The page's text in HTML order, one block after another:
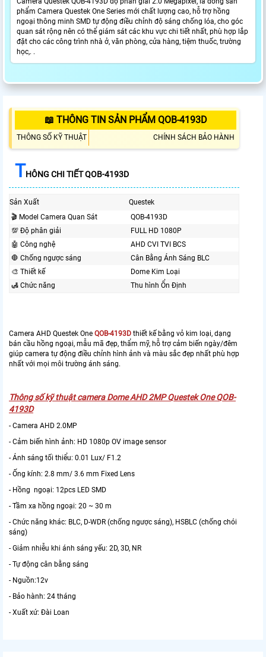
phẩm Camera Questek One Series mới chất lượng cao, hỗ trợ hồng
ngoại thông minh SMD tự động điều chỉnh độ sáng chống lóa, cho góc
quan sát rộng nên có thể giám sát các khu vực chi tiết nhất, phù hợp lắp
đặt cho các công trình nhà ở, văn phòng, cửa hàng, tiệm thuốc, trường
học,. .
📖 THÔNG TIN SẢN PHẨM QOB-4193D
THÔNG SỐ KỸ THUẬT CHÍNH SÁCH BẢO HÀNH
THÔNG CHI TIẾT QOB-4193D
Sản Xuất
Questek
🎬 Model Camera Quan Sát
QOB-4193D
💯 Độ phân giải
FULL HD 1080P
🤖️ Công nghệ
AHD CVI TVI BCS
🛑 Chống ngược sáng
Cân Bằng Ánh Sáng BLC
🎨 Thiết kế
Dome Kim Loại
🛃 Chức năng
Thu hình Ổn Định
Camera AHD Questek One QOB-4193D thiết kế bằng vỏ kim loại, dạng
bán cầu hồng ngoại, mẫu mã đẹp, thẩm mỹ, hỗ trợ cảm biến ngày/đêm
giúp camera tự động điều chỉnh hình ảnh và màu sắc đẹp nhất phù hợp
nhất với mọi môi trường ánh sáng.
Thông số kỹ thuật camera Dome AHD 2MP Questek One QOB-
4193D
- Camera AHD 2.0MP
- Cảm biến hình ảnh: HD 1080p OV image sensor
- Ánh sáng tối thiểu: 0.01 Lux/ F1.2
- Ống kính: 2.8 mm/ 3.6 mm Fixed Lens
- Hồng ngoại: 12pcs LED SMD
- Tầm xa hồng ngoại: 20 ~ 30 m
- Chức năng khác: BLC, D-WDR (chống ngược sáng), HSBLC (chống chói
sáng)
- Giảm nhiễu khi ánh sáng yếu: 2D, 3D, NR
- Tự động cân bằng sáng
- Nguồn:12v
- Bảo hành: 24 tháng
- Xuất xứ: Đài Loan